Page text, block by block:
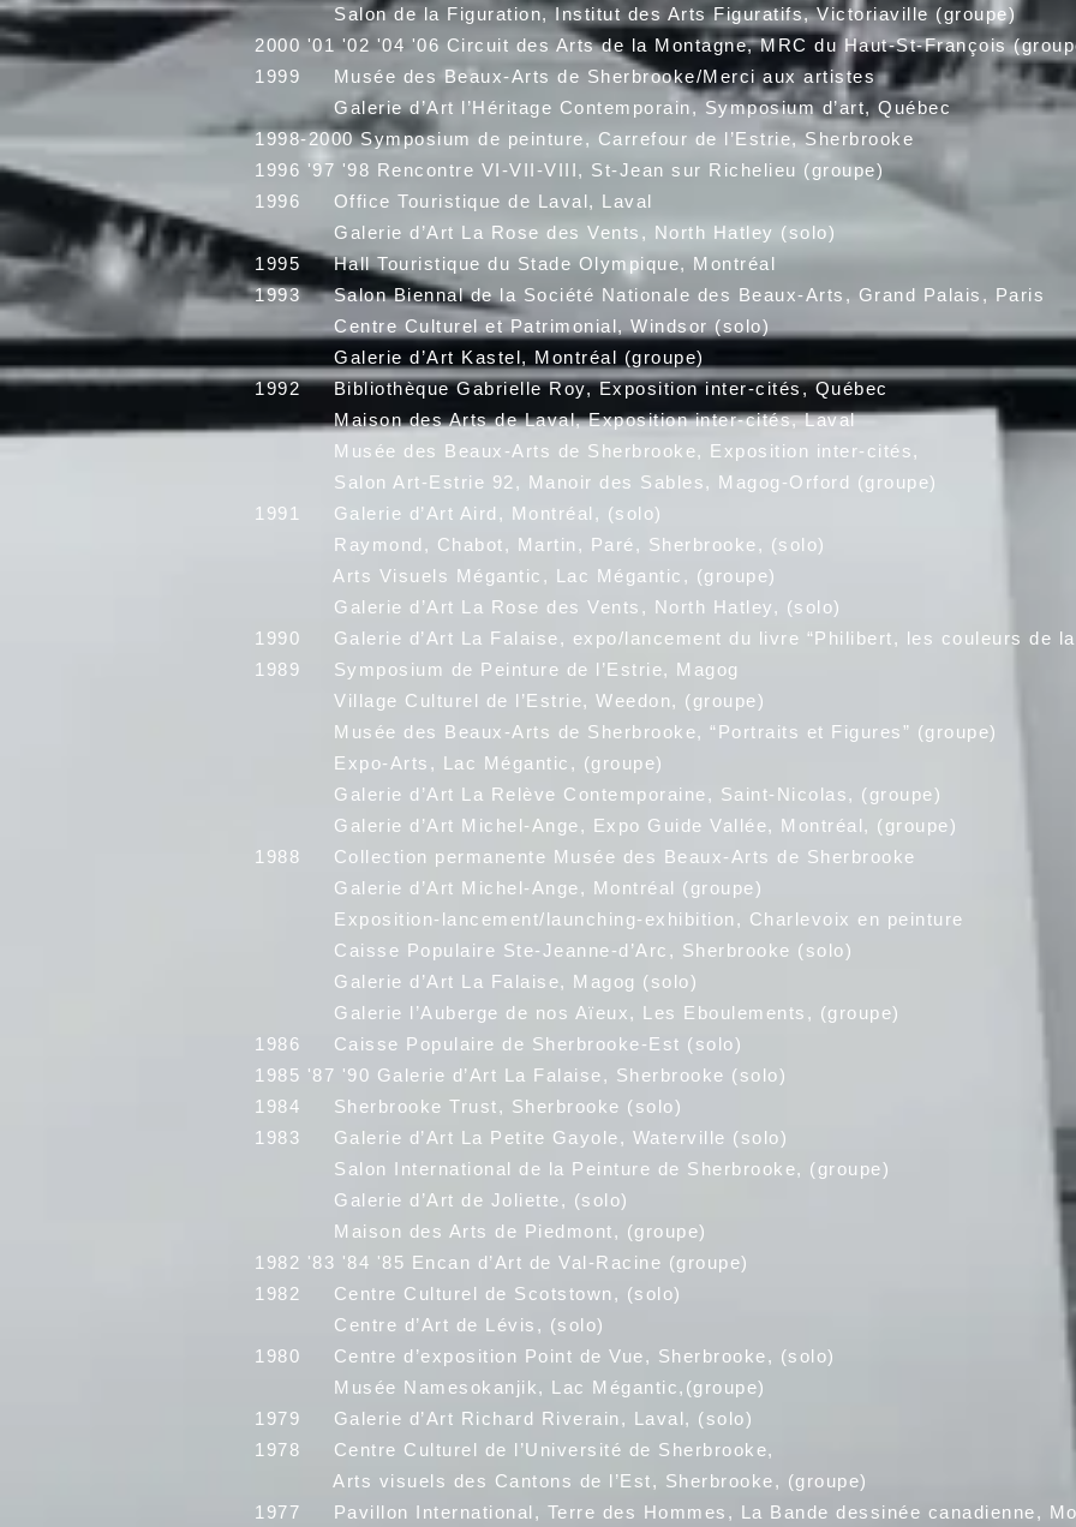
Salon de la Figuration, Institut des Arts Figuratifs, Victoriaville (groupe)
2000 '01 '02 '04 '06 Circuit des Arts de la Montagne, MRC du Haut-St-François
1999 Musée des Beaux-Arts de Sherbrooke/Merci aux artistes
Galerie d’Art l’Héritage Contemporain, Symposium d’art, Québec
1998-2000 Symposium de peinture, Carrefour de l’Estrie, Sherbrooke
1996 '97 '98 Rencontre VI-VII-VIII, St-Jean sur Richelieu (groupe)
1996 Office Touristique de Laval, Laval
Galerie d’Art La Rose des Vents, North Hatley (solo)
1995 Hall Touristique du Stade Olympique, Montréal
1993 Salon Biennal de la Société Nationale des Beaux-Arts, Grand Palais, Paris
Centre Culturel et Patrimonial, Windsor (solo)
Galerie d’Art Kastel, Montréal (groupe)
1992 Bibliothèque Gabrielle Roy, Exposition inter-cités, Québec
Maison des Arts de Laval, Exposition inter-cités, Laval
Musée des Beaux-Arts de Sherbrooke, Exposition inter-cités,
Salon Art-Estrie 92, Manoir des Sables, Magog-Orford (groupe)
1991 Galerie d’Art Aird, Montréal, (solo)
Raymond, Chabot, Martin, Paré, Sherbrooke, (solo)
Arts Visuels Mégantic, Lac Mégantic, (groupe)
Galerie d’Art La Rose des Vents, North Hatley, (solo)
1990 Galerie d’Art La Falaise, expo/lancement du livre “Philibert, les couleurs de
1989 Symposium de Peinture de l’Estrie, Magog
Village Culturel de l’Estrie, Weedon, (groupe)
Musée des Beaux-Arts de Sherbrooke, “Portraits et Figures” (groupe)
Expo-Arts, Lac Mégantic, (groupe)
Galerie d’Art La Relève Contemporaine, Saint-Nicolas, (groupe)
Galerie d’Art Michel-Ange, Expo Guide Vallée, Montréal, (groupe)
1988 Collection permanente Musée des Beaux-Arts de Sherbrooke
Galerie d’Art Michel-Ange, Montréal (groupe)
Exposition-lancement/launching-exhibition, Charlevoix en peinture
Caisse Populaire Ste-Jeanne-d’Arc, Sherbrooke (solo)
Galerie d’Art La Falaise, Magog (solo)
Galerie l’Auberge de nos Aïeux, Les Eboulements, (groupe)
1986 Caisse Populaire de Sherbrooke-Est (solo)
1985 '87 '90 Galerie d’Art La Falaise, Sherbrooke (solo)
1984 Sherbrooke Trust, Sherbrooke (solo)
1983 Galerie d’Art La Petite Gayole, Waterville (solo)
Salon International de la Peinture de Sherbrooke, (groupe)
Galerie d’Art de Joliette, (solo)
Maison des Arts de Piedmont, (groupe)
1982 '83 '84 '85 Encan d’Art de Val-Racine (groupe)
1982 Centre Culturel de Scotstown, (solo)
Centre d’Art de Lévis, (solo)
1980 Centre d’exposition Point de Vue, Sherbrooke, (solo)
Musée Namesokanjik, Lac Mégantic,(groupe)
1979 Galerie d’Art Richard Riverain, Laval, (solo)
1978 Centre Culturel de l’Université de Sherbrooke,
Arts visuels des Cantons de l’Est, Sherbrooke, (groupe)
1977 Pavillon International, Terre des Hommes, La Bande dessinée canadienne,